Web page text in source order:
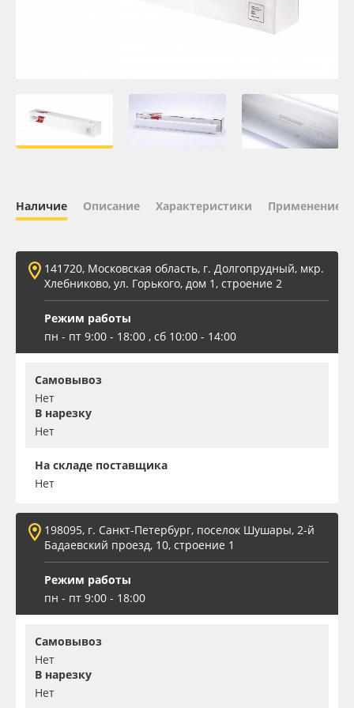
Плёнка монтажная Oratape
ПЭТ листовой
Баннер
Заготовки для сувениров
Наличие Описание Характеристики Применение
141720, Московская область, г. Долгопрудный, мкр.
Хлебниково, ул. Горького, дом 1, строение 2
Режим работы
пн - пт 9:00 - 18:00 , сб 10:00 - 14:00
Самовывоз
Нет
В нарезку
Нет
На складе поставщика
Нет
198095, г. Санкт-Петербург, поселок Шушары, 2-й
Бадаевский проезд, 10, строение 1
Режим работы
пн - пт 9:00 - 18:00
Самовывоз
Нет
В нарезку
Нет